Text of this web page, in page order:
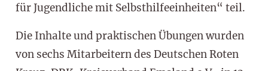
für Jugendliche mit Selbsthilfeeinheiten“ teil.
Die Inhalte und praktischen Übungen wurden
von sechs Mitarbeitern des Deutschen Roten